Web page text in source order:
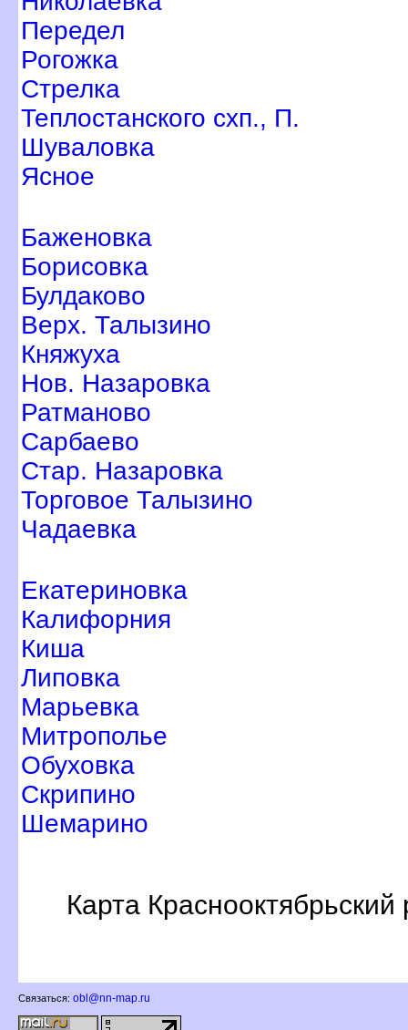
Передел
Рогожка
Стрелка
Теплостанского схп., П.
Шуваловка
Ясное
Баженовка
Борисовка
Булдаково
ерх. Талызино
Княжуха
Нов. Назаровка
Ратманово
Сарбаево
Стар. Назаровка
Торговое Талызино
Чадаевка
Екатериновка
Калифорния
Киша
Липовка
Марьевка
Митрополье
Обуховка
Скрипино
Шемарино
Карта Краснооктябрьский
Связаться: obl@nn-map.ru